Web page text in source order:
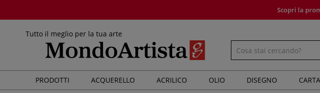
Scopri la
Tutto il meglio per la tua arte
PRODOTTI ACQUERELLO ACRILICO OLIO DISEGNO